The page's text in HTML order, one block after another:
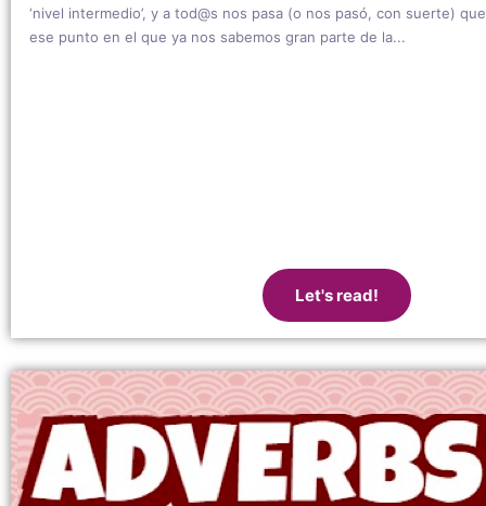
‘nivel intermedio’, y a tod@s nos pasa (o nos pasó, con suerte)
ese punto en el que ya nos sabemos gran parte de la...
Let's read!